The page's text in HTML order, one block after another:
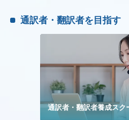
通訳者・翻訳者を目指す
通訳者・翻訳者養成スク